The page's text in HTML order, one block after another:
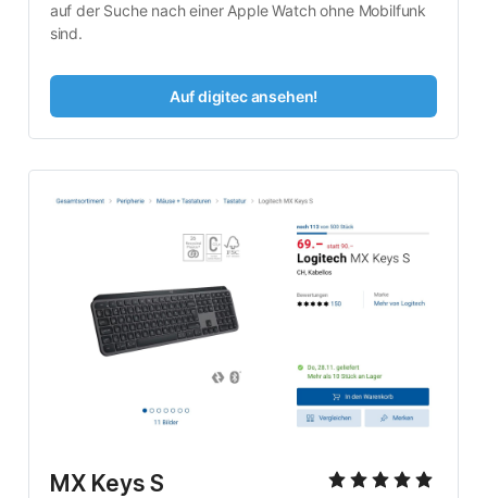
auf der Suche nach einer Apple Watch ohne Mobilfunk
sind.
Auf digitec ansehen!
MX Keys S